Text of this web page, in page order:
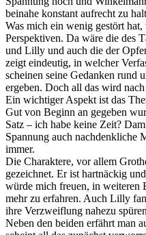
beinahe konstant aufrecht zu
Was mich ein wenig gestört
Perspektiven. Da wäre die des
und Lilly und auch die der
zeigt eindeutig, in welcher
scheinen seine Gedanken rund
ergeben. Doch all das wird
Ein wichtiger Aspekt ist das
Gut von Beginn an gegeben
Satz – ich habe keine Zeit?
Spannung auch nachdenkliche
immer.
Die Charaktere, vor allem
gezeichnet. Er ist hartnäckig
würde mich freuen, in weiteren
mehr zu erfahren. Auch Lilly
ihre Verzweiflung nahezu
Neben den beiden erfährt man